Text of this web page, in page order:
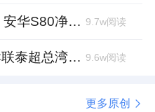
终结家务痛苦链顶端：安华S80净界守护者以“5重泡沫洗”让马桶从此免刷洗 9.7w阅读
加推去化超7成，GCC联泰超总湾再次引爆深圳顶豪市场认购热潮 9.6w阅读
更多原创